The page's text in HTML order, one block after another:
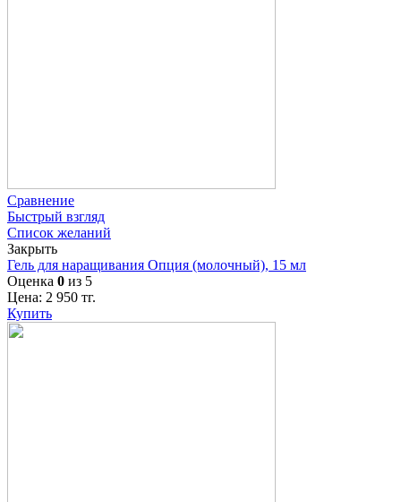
Сравнение
Быстрый взгляд
Список желаний
Закрыть
Гель для наращивания Опция (молочный), 15 мл
Оценка 0 из 5
Цена: 2 950 тг.
Купить